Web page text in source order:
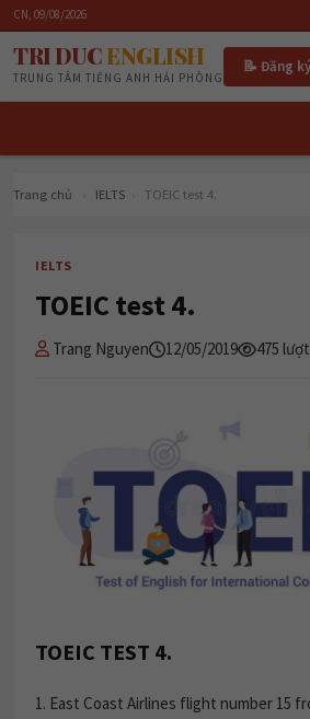
CN, 09/08/2026
TRI DUCENGLISH
TRUNG TÂM TIẾNG ANH HẢI PHÒNG
📝 Đăng
Trang chủ IELTS TOEIC test 4.
IELTS
TOEIC test 4.
Trang Nguyen 12/05/2019 475
TOEIC TEST 4.
1. East Coast Airlines flight number 15